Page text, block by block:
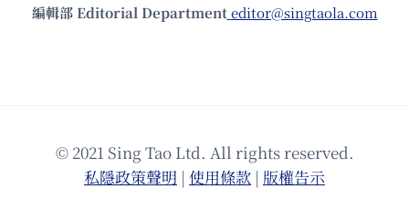
編輯部 Editorial Department editor@singtaola.com
© 2021 Sing Tao Ltd. All rights reserved.
私隱政策聲明 | 使⽤條款 | 版權告⽰